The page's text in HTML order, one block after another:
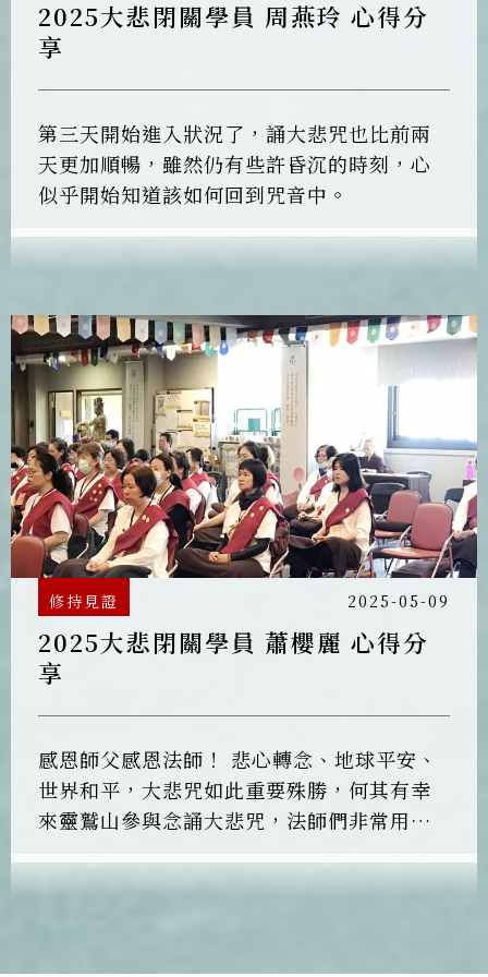
2025大悲閉關學員 周燕玲 心得分
享
第三天開始進入狀況了，誦大悲咒也比前兩
天更加順暢，雖然仍有些許昏沉的時刻，心
似乎開始知道該如何回到咒音中。
修持見證 2025-05-09
2025大悲閉關學員 蕭櫻麗 心得分
享
感恩師父感恩法師！ 悲心轉念、地球平安、
世界和平，大悲咒如此重要殊勝，何其有幸
來靈鷲山參與念誦大悲咒，法師們非常用心
咒甚麼都不用想，持大悲十心專心持誦。